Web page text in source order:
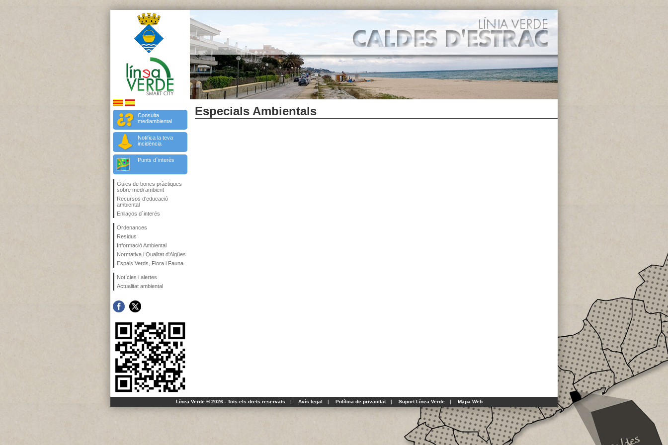
Consulta
mediambiental
Notifica la teva
incidència
Punts d`interès
Guies de bones pràctiques
sobre medi ambient
Recursos d'educació
ambiental
Enllaços d´interés
Ordenances
Residus
Informació Ambiental
Normativa i Qualitat d'Aigües
Espais Verds, Flora i Fauna
Notícies i alertes
Actualitat ambiental
Especials Ambientals
Línea Verde ® 2026 - Tots els drets reservats | Avís legal | Política de privacitat | Suport Línea Verde | Mapa Web